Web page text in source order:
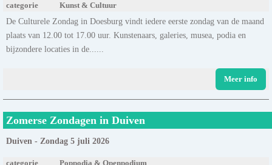
categorie Kunst & Cultuur
De Culturele Zondag in Doesburg vindt iedere eerste zondag van de maand
plaats van 12.00 tot 17.00 uur. Kunstenaars, galeries, musea, podia en
bijzondere locaties in de......
Meer info
Zomerse Zondagen in Duiven
Duiven - Zondag 5 juli 2026
categorie Poppodia & Openpodium